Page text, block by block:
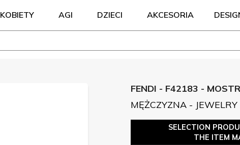
KOBIETY AGI DZIECI AKCESORIA
FENDI - F42183 -
MĘŻCZYZNA - JEWELRY
SELECTION
THE ITEM